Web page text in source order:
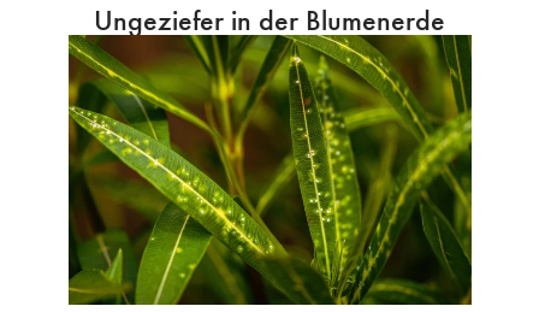
Ungeziefer in der Blumenerde